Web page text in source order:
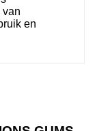
van
en